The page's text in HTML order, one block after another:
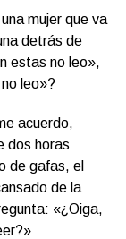
mujer que va
detrás de
estas no leo»,
leo»?
acuerdo,
dos horas
de gafas, el
de la
«¿Oiga,